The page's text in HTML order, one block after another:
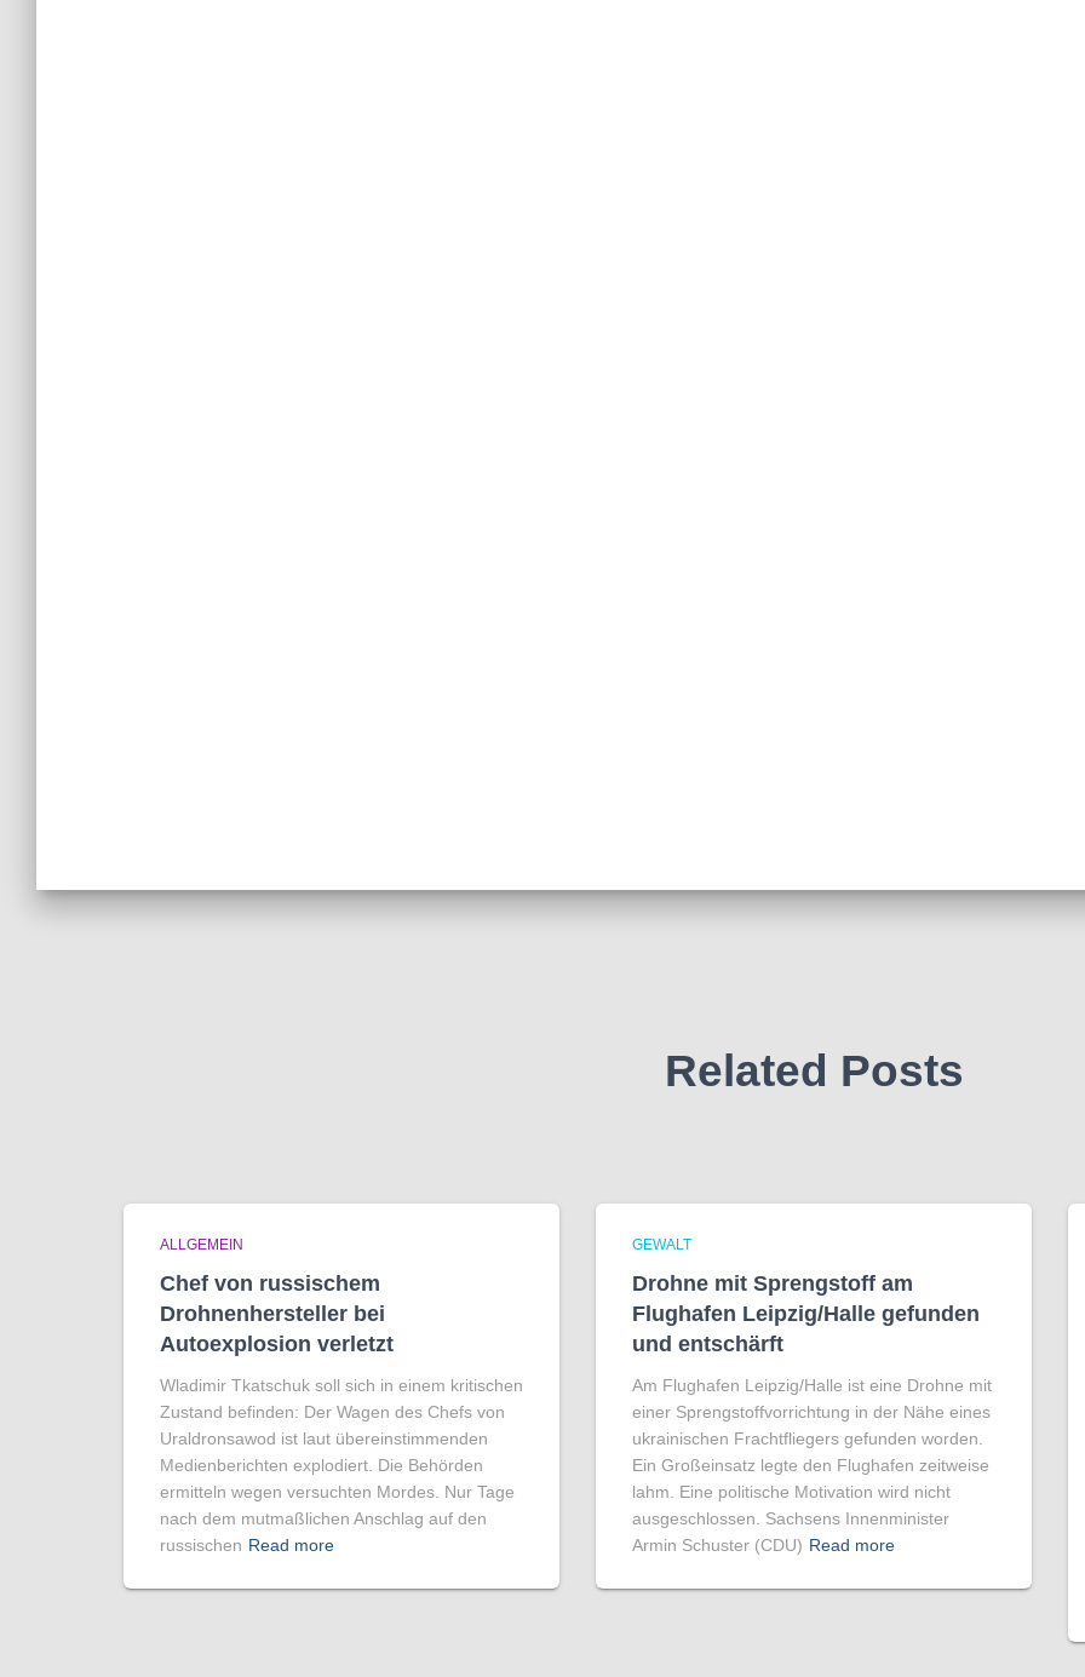
Related Posts
ALLGEMEIN
Chef von russischem
Drohnenhersteller bei
Autoexplosion verletzt
Wladimir Tkatschuk soll sich in einem kritischen
Zustand befinden: Der Wagen des Chefs von
Uraldronsawod ist laut übereinstimmenden
Medienberichten explodiert. Die Behörden
ermitteln wegen versuchten Mordes. Nur Tage
nach dem mutmaßlichen Anschlag auf den
russischen Read more
GEWALT
Drohne mit Sprengstoff am
Flughafen Leipzig/Halle gefunden
und entschärft
Am Flughafen Leipzig/Halle ist eine Drohne mit
einer Sprengstoffvorrichtung in der Nähe eines
ukrainischen Frachtfliegers gefunden worden.
Ein Großeinsatz legte den Flughafen zeitweise
lahm. Eine politische Motivation wird nicht
ausgeschlossen. Sachsens Innenminister
Armin Schuster (CDU) Read more